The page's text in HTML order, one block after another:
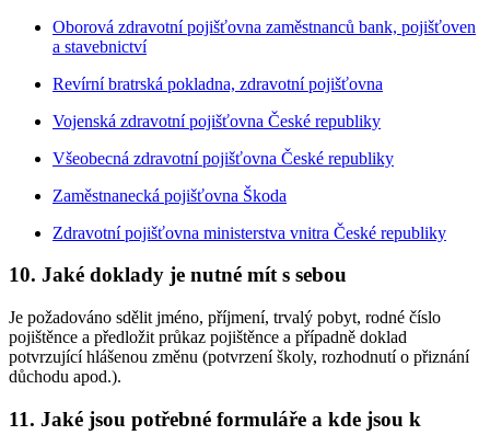
Oborová zdravotní pojišťovna zaměstnanců bank, pojišťoven
a stavebnictví
Revírní bratrská pokladna, zdravotní pojišťovna
Vojenská zdravotní pojišťovna České republiky
Všeobecná zdravotní pojišťovna České republiky
Zaměstnanecká pojišťovna Škoda
Zdravotní pojišťovna ministerstva vnitra České republiky
10. Jaké doklady je nutné mít s sebou
Je požadováno sdělit jméno, příjmení, trvalý pobyt, rodné číslo
pojištěnce a předložit průkaz pojištěnce a případně doklad
potvrzující hlášenou změnu (potvrzení školy, rozhodnutí o přiznání
důchodu apod.).
11. Jaké jsou potřebné formuláře a kde jsou k